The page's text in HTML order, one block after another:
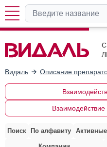
Видаль Описание
Поиск По алфавиту